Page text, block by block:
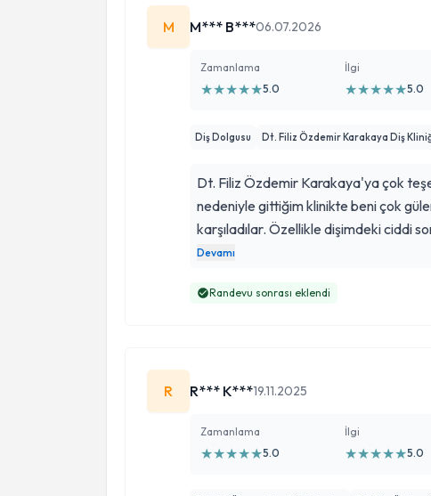
M M*** B***06.07.2026
Zamanlama
★★★★★5.0
İlgi
★★★★★5.0
Diş Dolgusu Dt. Filiz Özdemir Karakaya Diş
Dt. Filiz Özdemir Karakaya'ya çok
nedeniyle gittiğim klinikte beni çok
karşıladılar. Özellikle dişimdeki ciddi
çekim yerine dişi kurtarmaya yönelik
ile tüm endişelerimi giderdi. Diş
Devamı
Randevu sonrası eklendi
R R*** K***19.11.2025
Zamanlama
★★★★★5.0
İlgi
★★★★★5.0